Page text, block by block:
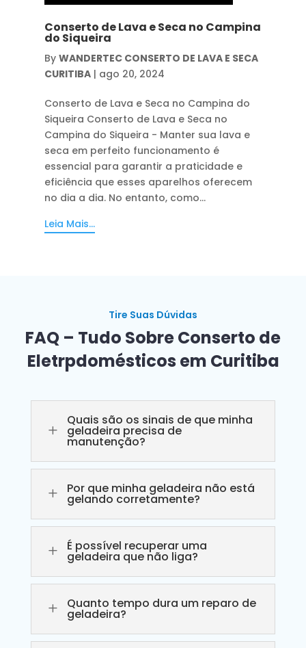
Conserto de Lava e Seca no Campina
do Siqueira
By WANDERTEC CONSERTO DE LAVA E SECA
CURITIBA| ago 20, 2024
Conserto de Lava e Seca no Campina do
Siqueira Conserto de Lava e Seca no
Campina do Siqueira - Manter sua lava e
seca em perfeito funcionamento é
essencial para garantir a praticidade e
eficiência que esses aparelhos oferecem
no dia a dia. No entanto, como...
Leia Mais...
Tire Suas Dúvidas
FAQ – Tudo Sobre Conserto de
Eletrpdomésticos em Curitiba
L
Quais são os sinais de que minha
geladeira precisa de
manutenção?
L Por que minha geladeira não está
gelando corretamente?
L É possível recuperar uma
geladeira que não liga?
L Quanto tempo dura um reparo de
geladeira?